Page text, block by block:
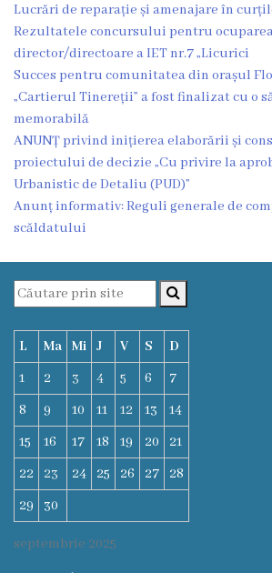
Taxe
locale
Strategii
Locale
Transparență
decizională
Iniţieri
de
proiecte
Proiecte
de
decizii
Procese
verbale
Lucrări de reparație și amenajare în
Rezultatele concursului pentru
director/directoare a IET nr.7 „Licurici
Succes pentru comunitatea din orașul
„Cartierul Tinereții” a fost finalizat cu o
memorabilă
ANUNȚ privind inițierea elaborării și
proiectului de decizie „Cu privire la
Urbanistic de Detaliu (PUD)”
Anunț informativ: Reguli generale de
scăldatului
septembrie 2025
L Ma Mi J V S
D
1
2 3 4 5 6
7
8
9 10 11 12 13
14
15
16 17 18 19 20
21
22
23 24 25 26 27
28
29
30